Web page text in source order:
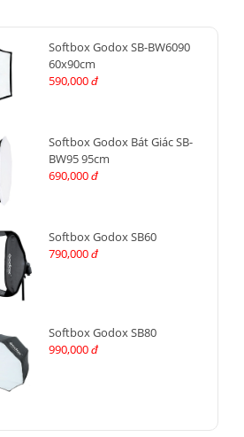
Softbox Godox SB-BW6090
60x90cm
590,000 đ
Softbox Godox Bát Giác SB-
BW95 95cm
690,000 đ
Softbox Godox SB60
790,000 đ
Softbox Godox SB80
990,000 đ